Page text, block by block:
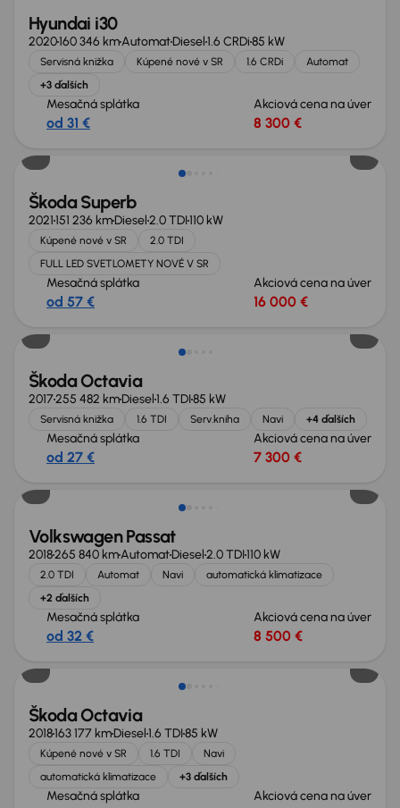
Hyundai i30
2020160 346 kmAutomatDiesel1.6 CRDi85 kW
Servisná knižka Kúpené nové v SR 1.6 CRDi
Automat
+3 ďalších
Mesačná splátka
od 31 €
Akciová cena na úver
8 300 €
Škoda Superb
2021151 236 kmDiesel2.0 TDI110 kW
Kúpené nové v SR
2.0 TDI
FULL LED SVETLOMETY NOVÉ V SR
Mesačná splátka
od 57 €
Akciová cena na úver
16 000 €
Zlacnené o 700 €
Škoda Octavia
2017255 482 kmDiesel1.6 TDI85 kW
Servisná knižka 1.6 TDI Serv.kniha Navi +4 ďalších
Mesačná splátka
od 27 €
Akciová cena na úver
7 300 €
Zlacnené o 1 700 €
Volkswagen Passat
2018265 840 kmAutomatDiesel2.0 TDI110 kW
2.0 TDI Automat Navi
automatická klimatizace
+2 ďalších
Mesačná splátka
od 32 €
Akciová cena na úver
8 500 €
Zlacnené o 900 €
Škoda Octavia
2018163 177 kmDiesel1.6 TDI85 kW
Kúpené nové v SR 1.6 TDI
Navi
automatická klimatizace
+3 ďalších
Mesačná splátka Akciová cena na úver